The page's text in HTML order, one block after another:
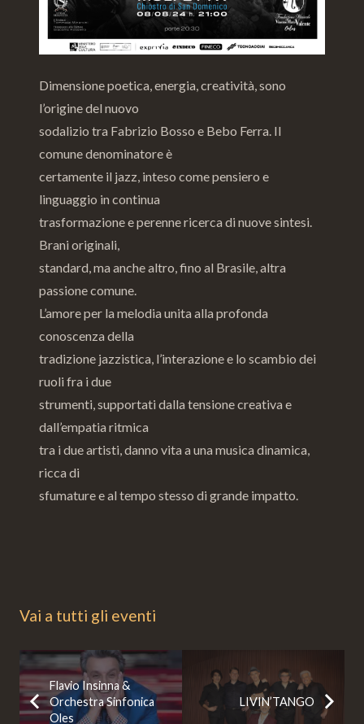
Dimensione poetica, energia, creatività, sono
l’origine del nuovo
sodalizio tra Fabrizio Bosso e Bebo Ferra. Il
comune denominatore è
certamente il jazz, inteso come pensiero e
linguaggio in continua
trasformazione e perenne ricerca di nuove sintesi.
Brani originali,
standard, ma anche altro, fino al Brasile, altra
passione comune.
L’amore per la melodia unita alla profonda
conoscenza della
tradizione jazzistica, l’interazione e lo scambio dei
ruoli fra i due
strumenti, supportati dalla tensione creativa e
dall’empatia ritmica
tra i due artisti, danno vita a una musica dinamica,
ricca di
sfumature e al tempo stesso di grande impatto.
Vai a tutti gli eventi
Flavio Insinna &
Orchestra Sinfonica
Oles
LIVIN’TANGO